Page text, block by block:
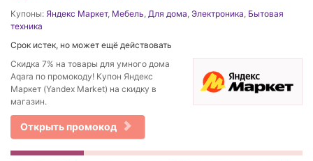
Купоны: Яндекс Маркет, Мебель, Для дома, Электроника, Бытовая
техника
Срок истек, но может ещё действовать
Скидка 7% на товары для умного дома
Aqara по промокоду! Купон Яндекс
Маркет (Yandex Market) на скидку в
магазин.
Открыть промокод